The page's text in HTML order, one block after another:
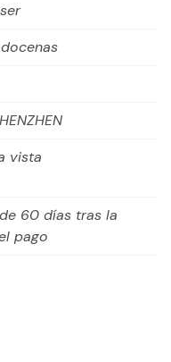
vista
60 días tras la
pago